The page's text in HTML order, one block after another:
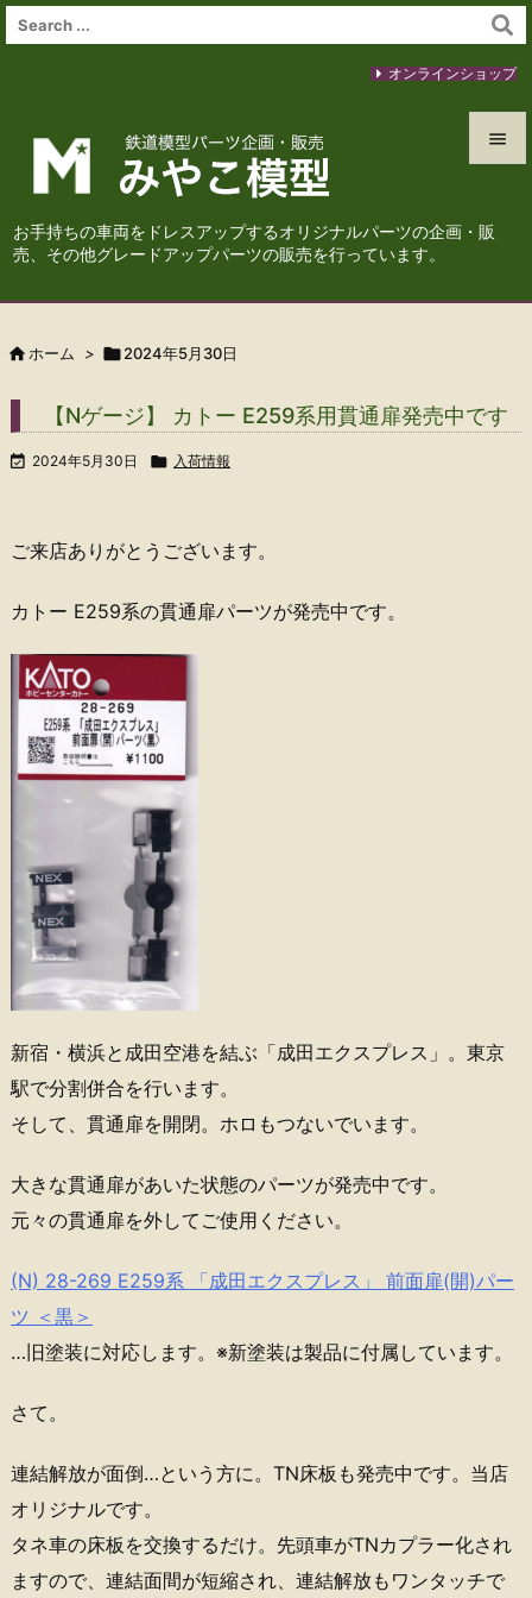
お手持ちの車両をドレスアップするオリジナルパーツの企画・販
売、その他グレードアップパーツの販売を行っています。




オンラインショップ
 ホーム > 2024年5月30日
【Nゲージ】 カトー E259系用貫通扉発売中です
 2024年5月30日  入荷情報
ご来店ありがとうございます。
カトー E259系の貫通扉パーツが発売中です。
新宿・横浜と成田空港を結ぶ「成田エクスプレス」。東京
駅で分割併合を行います。
そして、貫通扉を開閉。ホロもつないでいます。
大きな貫通扉があいた状態のパーツが発売中です。
元々の貫通扉を外してご使用ください。
(N) 28-269 E259系 「成田エクスプレス」 前面扉(開)パー
ツ ＜黒＞
…旧塗装に対応します。※新塗装は製品に付属しています。
さて。
連結解放が面倒…という方に。TN床板も発売中です。当店
オリジナルです。
タネ車の床板を交換するだけ。先頭車がTNカプラー化され
ますので、連結面間が短縮され、連結解放もワンタッチで